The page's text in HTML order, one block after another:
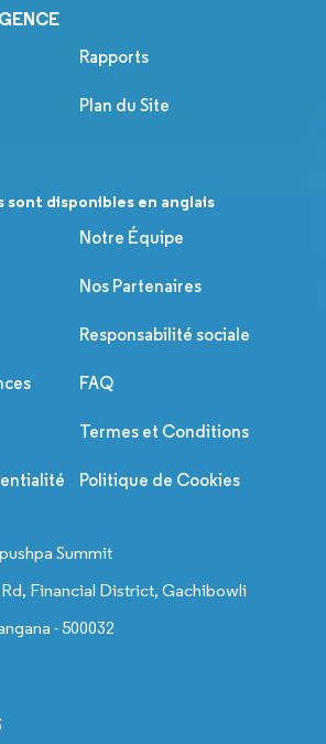
Rapports
Plan du Site
sont disponibles en anglais
Notre Équipe
Nos Partenaires
Responsabilité sociale
FAQ
Termes et Conditions
Politique de Cookies
Summit
Financial District, Gachibowli
- 500032